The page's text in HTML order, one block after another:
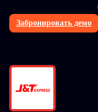
Забронировать демо
RU